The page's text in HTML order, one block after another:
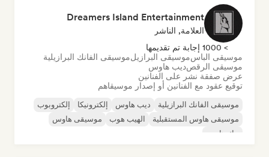
Dreamers Island Entertainment
العلامة, الناشر
> 1000 إجابة تم تقديمها
موسيقى الباسموسيقى البرازيلموسيقى الفانك البرازيلية
موسيقى الرقصديب هاوس
عرض صفقة نشر على الفنانين
توقيع عقود مع الفنانين أو إصدار موسيقاهم
موسيقى الفانك البرازيلية ديب هاوس إلكترونيكا
إلكتروبوب
موسيقى هاوس المستقبلية
الهيب هوب
موسيقى هاوس
تيك هاوس